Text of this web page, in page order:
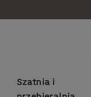
Szatnia i